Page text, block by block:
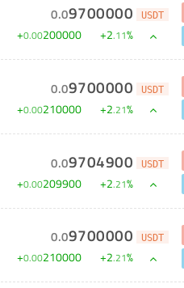
0.09700000 USDT
+0.00200000 +2.11%
0.09700000 USDT
+0.00210000 +2.21%
0.09704900 USDT
+0.00209900 +2.21%
0.09700000 USDT
+0.00210000 +2.21%